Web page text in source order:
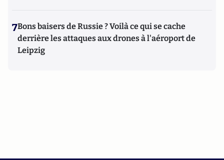
7Bons baisers de Russie ? Voilà ce qui se cache
derrière les attaques aux drones à l'aéroport de
Leipzig